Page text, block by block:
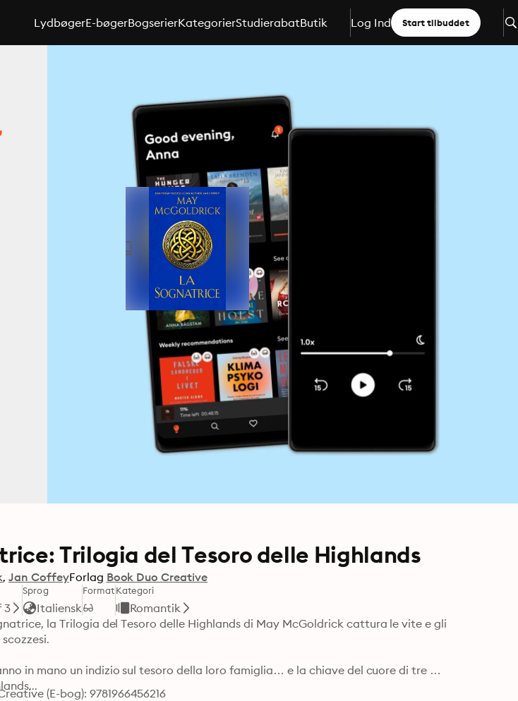
LydbøgerE-bøgerBogserierKategorierStudierabatButik Log Ind Start tilbuddet
Trilogia del Tesoro delle Highlands
Jan CoffeyForlag Book Duo Creative
3
Sprog
Italiensk
FormatKategori
Romantik
la Trilogia del Tesoro delle Highlands di May McGoldrick cattura le vite e gli
in mano un indizio sul tesoro della loro famiglia… e la chiave del cuore di tre
(E-bog): 9781966456216